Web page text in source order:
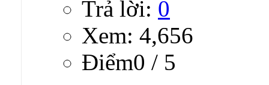
Trả lời: 0
Xem: 4,656
Ðiểm0 / 5